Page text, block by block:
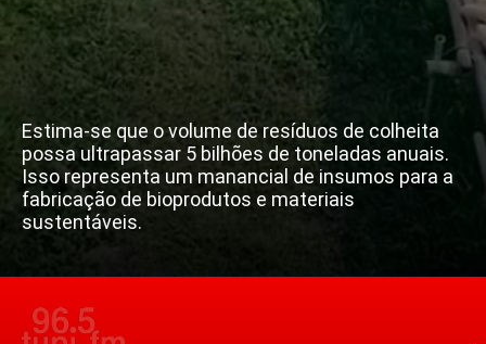
Estima-se que o volume de resíduos de colheita
possa ultrapassar 5 bilhões de toneladas anuais.
Isso representa um manancial de insumos para a
fabricação de bioprodutos e materiais
sustentáveis.